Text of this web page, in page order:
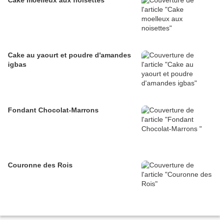
Cake au yaourt et poudre d'amandes
igbas
Fondant Chocolat-Marrons
Couronne des Rois